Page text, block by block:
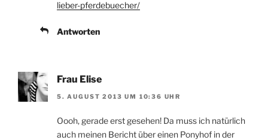
lieber-pferdebuecher/
Antworten
Frau Elise
5. AUGUST 2013 UM 10:36 UHR
Oooh, gerade erst gesehen! Da muss ich natürlich
auch meinen Bericht über einen Ponyhof in der